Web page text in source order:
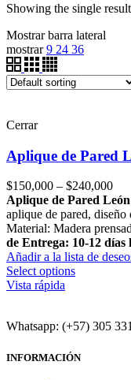
Showing the single result
Mostrar barra lateral
mostrar 9 24 36
Cerrar
Aplique de Pared
$150,000 – $240,000
Aplique de Pared
aplique de pared,
Material: Madera
de Entrega: 10-12 días
Añadir a la lista de
Select options
Vista rápida
Whatsapp: (+57) 305
INFORMACIÓN